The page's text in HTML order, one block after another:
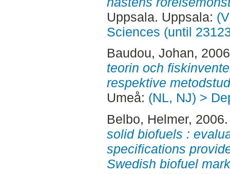
Uppsala. Uppsala:
Sciences (until
Baudou, Johan,
teorin och
respektive
Umeå: (NL, NJ) >
Belbo, Helmer,
solid biofuels :
specifications
Swedish biofuel